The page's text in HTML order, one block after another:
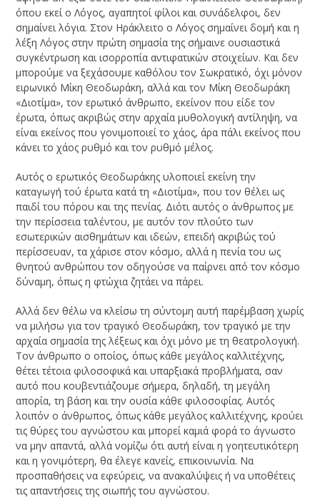
όπου εκεί ο Λόγος, αγαπητοί φίλοι και συνάδελφοι, δεν
σημαίνει λόγια. Στον Ηράκλειτο ο Λόγος σημαίνει δομή και η
λέξη Λόγος στην πρώτη σημασία της σήμαινε ουσιαστικά
συγκέντρωση και ισορροπία αντιφατικών στοιχείων. Και δεν
μπορούμε να ξεχάσουμε καθόλου τον Σωκρατικό, όχι μόνον
ειρωνικό Μίκη Θεοδωράκη, αλλά και τον Μίκη Θεοδωράκη
«Διοτίμα», τον ερωτικό άνθρωπο, εκείνον που είδε τον
έρωτα, όπως ακριβώς στην αρχαία μυθολογική αντίληψη, να
είναι εκείνος που γονιμοποιεί το χάος, άρα πάλι εκείνος που
κάνει το χάος ρυθμό και τον ρυθμό μέλος.
Αυτός ο ερωτικός Θεοδωράκης υλοποιεί εκείνη την
καταγωγή τού έρωτα κατά τη «Διοτίμα», που τον θέλει ως
παιδί του πόρου και της πενίας. Διότι αυτός ο άνθρωπος με
την περίσσεια ταλέντου, με αυτόν τον πλούτο των
εσωτερικών αισθημάτων και ιδεών, επειδή ακριβώς τού
περίσσευαν, τα χάρισε στον κόσμο, αλλά η πενία του ως
θνητού ανθρώπου τον οδηγούσε να παίρνει από τον κόσμο
δύναμη, όπως η φτώχια ζητάει να πάρει.
Αλλά δεν θέλω να κλείσω τη σύντομη αυτή παρέμβαση χωρίς
να μιλήσω για τον τραγικό Θεοδωράκη, τον τραγικό με την
αρχαία σημασία της λέξεως και όχι μόνο με τη θεατρολογική.
Τον άνθρωπο ο οποίος, όπως κάθε μεγάλος καλλιτέχνης,
θέτει τέτοια φιλοσοφικά και υπαρξιακά προβλήματα, σαν
αυτό που κουβεντιάζουμε σήμερα, δηλαδή, τη μεγάλη
απορία, τη βάση και την ουσία κάθε φιλοσοφίας. Αυτός
λοιπόν ο άνθρωπος, όπως κάθε μεγάλος καλλιτέχνης, κρούει
τις θύρες του αγνώστου και μπορεί καμιά φορά το άγνωστο
να μην απαντά, αλλά νομίζω ότι αυτή είναι η γοητευτικότερη
και η γονιμότερη, θα έλεγε κανείς, επικοινωνία. Να
προσπαθήσεις να εφεύρεις, να ανακαλύψεις ή να υποθέτεις
τις απαντήσεις της σιωπής του αγνώστου.